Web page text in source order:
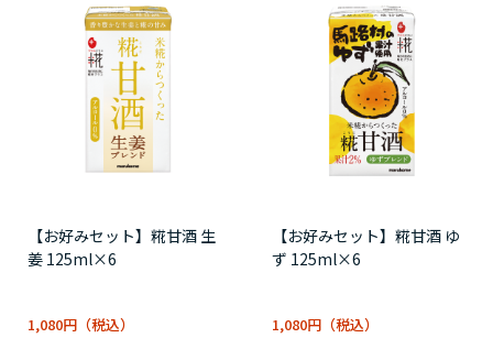
【お好みセット】糀甘酒 生
姜 125ml×6
1,080円
【お好みセット】糀甘酒 ゆ
ず 125ml×6
1,080円